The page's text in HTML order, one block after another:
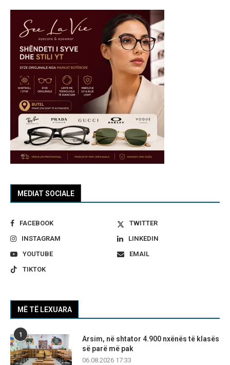
MEDIAT SOCIALE
FACEBOOK
TWITTER
INSTAGRAM
LINKEDIN
YOUTUBE
EMAIL
TIKTOK
MË TË LEXUARA
1
Arsim, në shtator 4.900 nxënës të klasës
së parë më pak
06.08.2026 17:33